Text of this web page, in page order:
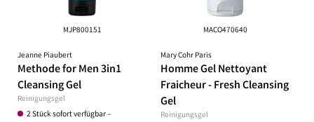
MJP800151
Jeanne Piaubert
Methode for Men 3in1
Cleansing Gel
Reinigungsgel
2 Stück sofort verfügbar –
MACO470640
Mary Cohr Paris
Homme Gel Nettoyant
Fraicheur - Fresh Cleansing
Gel
Reinigungsgel